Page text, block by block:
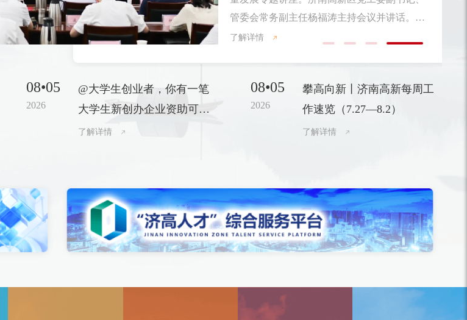
话。会上，发展改革和科技经济部汇报了上半
施；与会人员进行了交流发言。
了解详情
08•05
2026
@大学生创业者，你有一笔
大学生新创办企业资助可以
申请
了解详情
08•05
2026
攀高向新丨济南高新每周工
作速览（7.27—8.2）
了解详情